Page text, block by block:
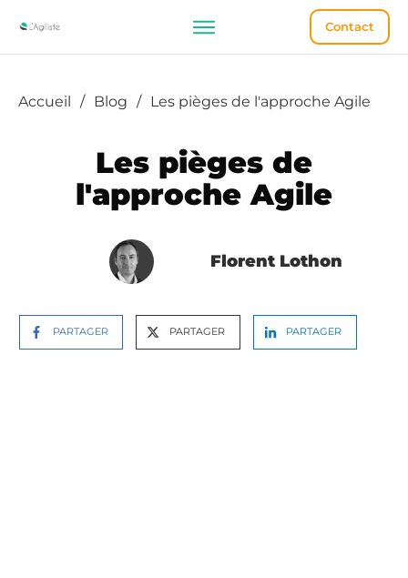
Contact
Accueil / Blog / Les pièges de l'approche Agile
Les pièges de
l'approche Agile
Florent Lothon
PARTAGER PARTAGER PARTAGER